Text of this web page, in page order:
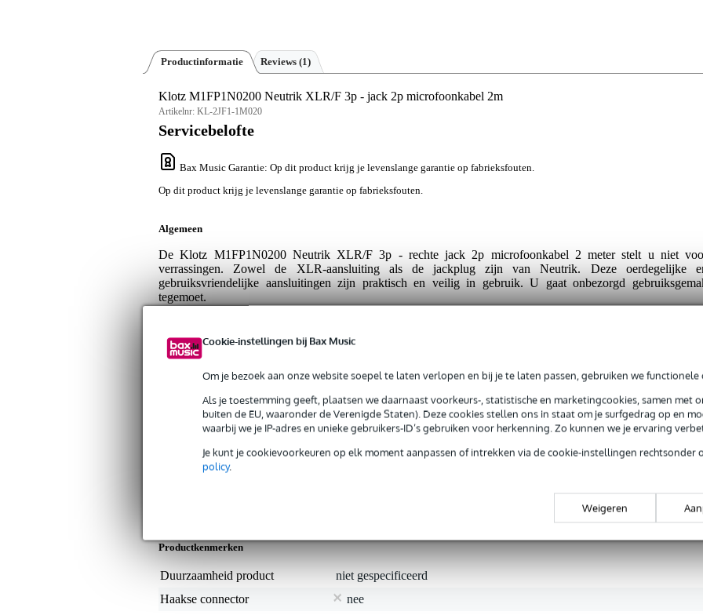
Cookie-instellingen bij Bax Music
Om je bezoek aan onze website soepel te laten verlopen en bij je te laten passen, gebruiken we functionele
Als je toestemming geeft, plaatsen we daarnaast voorkeurs-, statistische en marketingcookies, samen met
buiten de EU, waaronder de Verenigde Staten). Deze cookies stellen ons in staat om je surfgedrag op en
waarbij we je IP-adres en unieke gebruikers-ID’s gebruiken voor herkenning. Zo kunnen we je ervaring
Je kunt je cookievoorkeuren op elk moment aanpassen of intrekken via de cookie-instellingen rechtsonder
policy.
Weigeren
Productinformatie Reviews (1)
Klotz M1FP1N0200 Neutrik XLR/F 3p - jack 2p microfoonkabel 2m
Artikelnr: KL-2JF1-1M020
Servicebelofte
Bax Music Garantie: Op dit product krijg je levenslange garantie op fabrieksfouten.
Op dit product krijg je levenslange garantie op fabrieksfouten.
Algemeen
De Klotz M1FP1N0200 Neutrik XLR/F 3p - rechte jack 2p microfoonkabel 2 meter stelt u niet
verrassingen. Zowel de XLR-aansluiting als de jackplug zijn van Neutrik. Deze oerdegelijke
gebruiksvriendelijke aansluitingen zijn praktisch en veilig in gebruik. U gaat onbezorgd
tegemoet.
De Klotz M1FP1N0200 ongebalanceerde microfoonkabel blijft exact liggen zoals u wilt dankzij de flexibele
en soepele mantel. Ook bij veelvuldig op- en uitrollen blijft de kabel strak liggen. Struikelen over
krullen en slagen is verleden tijd. Kies voor zekerheid met de Klotz M1FP1N0200 microfoonkabel.
Tips of opmerkingen over dit product
De Klotz microfoonkabels zijn leverbaar in diverse kabellengtes en met verschillende connectoren. U vindt dus
altijd een oplossing op maat.
Productkenmerken
Duurzaamheid product
niet gespecificeerd
Haakse connector
nee